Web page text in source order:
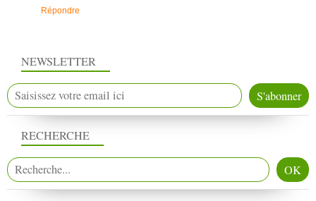
Répondre
NEWSLETTER
RECHERCHE